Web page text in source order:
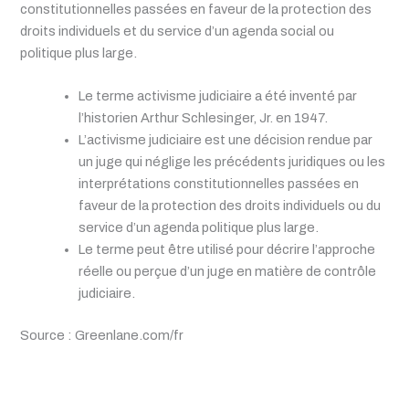
constitutionnelles passées en faveur de la protection des
droits individuels et du service d’un agenda social ou
politique plus large.
Le terme activisme judiciaire a été inventé par
l’historien Arthur Schlesinger, Jr. en 1947.
L’activisme judiciaire est une décision rendue par
un juge qui néglige les précédents juridiques ou les
interprétations constitutionnelles passées en
faveur de la protection des droits individuels ou du
service d’un agenda politique plus large.
Le terme peut être utilisé pour décrire l’approche
réelle ou perçue d’un juge en matière de contrôle
judiciaire.
Source : Greenlane.com/fr